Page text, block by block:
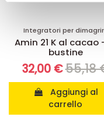
pubblicità e social
raccolto dal suo
Integratori per
Amin 21 K al cacao
bustine
32,00 €55,18
carrello